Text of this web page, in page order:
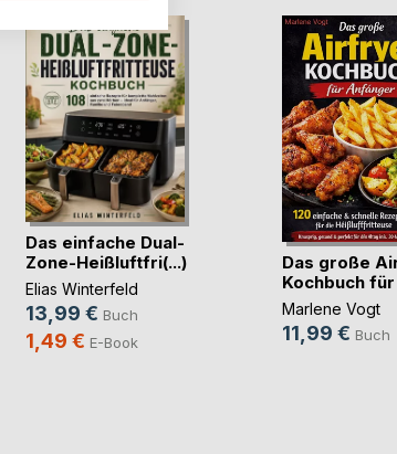
Das einfache Dual-
Zone-Heißluftfri(...)
Elias Winterfeld
13,99 € Buch
1,49 € E-Book
Das große
Kochbuch für
Marlene Vogt
11,99 € Buch